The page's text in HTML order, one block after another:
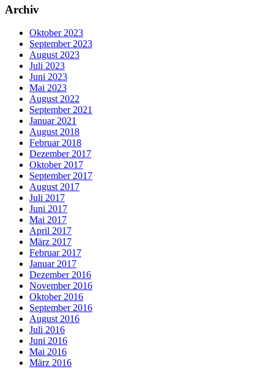
Archiv
Oktober 2023
September 2023
August 2023
Juli 2023
Juni 2023
Mai 2023
August 2022
September 2021
Januar 2021
August 2018
Februar 2018
Dezember 2017
Oktober 2017
September 2017
August 2017
Juli 2017
Juni 2017
Mai 2017
April 2017
März 2017
Februar 2017
Januar 2017
Dezember 2016
November 2016
Oktober 2016
September 2016
August 2016
Juli 2016
Juni 2016
Mai 2016
März 2016